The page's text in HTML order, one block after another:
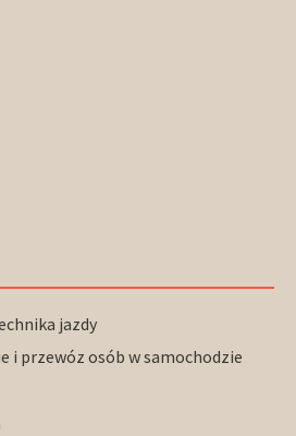
jazdy
i przewóz osób w samochodzie